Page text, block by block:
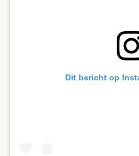
Dit bericht op